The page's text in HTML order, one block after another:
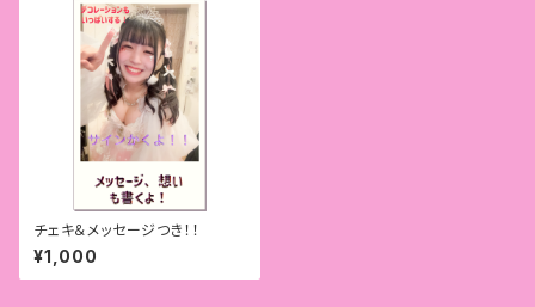
チェキ＆メッセージつき！！
¥1,000